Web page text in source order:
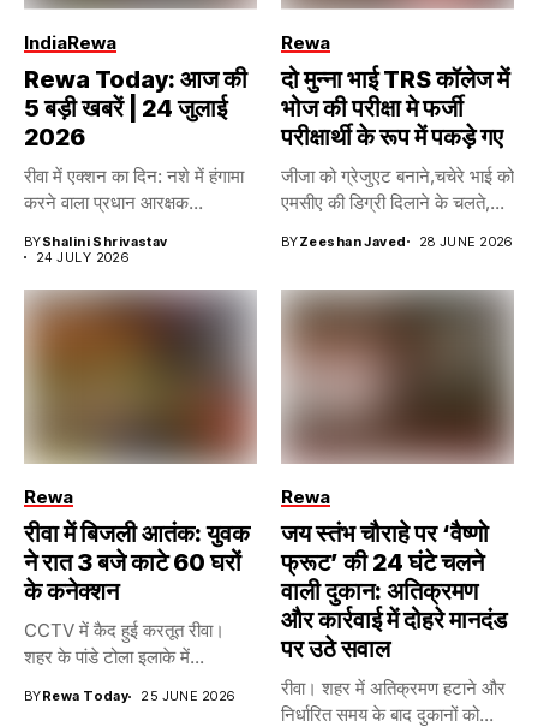
IndiaRewa
Rewa Today: आज की
5 बड़ी खबरें | 24 जुलाई
2026
रीवा में एक्शन का दिन: नशे में हंगामा
करने वाला प्रधान आरक्षक...
BYShalini Shrivastav
24 JULY 2026
Rewa
दो मुन्ना भाई TRS कॉलेज में
भोज की परीक्षा मे फर्जी
परीक्षार्थी के रूप में पकड़े गए
जीजा को ग्रेजुएट बनाने,चचेरे भाई को
एमसीए की डिग्री दिलाने के चलते,...
BYZeeshan Javed 28 JUNE 2026
Rewa
रीवा में बिजली आतंक: युवक
ने रात 3 बजे काटे 60 घरों
के कनेक्शन
CCTV में कैद हुई करतूत रीवा।
शहर के पांडे टोला इलाके में...
BYRewa Today 25 JUNE 2026
Rewa
जय स्तंभ चौराहे पर ‘वैष्णो
फ्रूट’ की 24 घंटे चलने
वाली दुकान: अतिक्रमण
और कार्रवाई में दोहरे मानदंड
पर उठे सवाल
रीवा। शहर में अतिक्रमण हटाने और
निर्धारित समय के बाद दुकानों को...